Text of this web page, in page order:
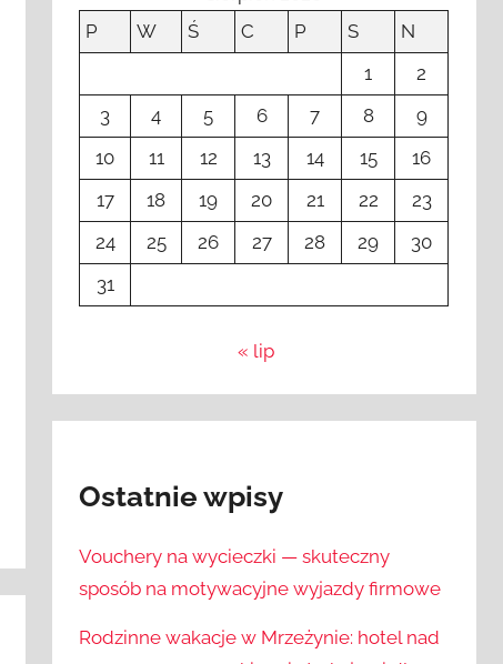
P
W Ś C P S
N
1
2
3
4 5 6 7 8
9
10
11 12 13 14 15
16
17
18 19 20 21 22
23
24
25 26 27 28 29
30
31
« lip
Ostatnie wpisy
Vouchery na wycieczki — skuteczny
sposób na motywacyjne wyjazdy firmowe
Rodzinne wakacje w Mrzeżynie: hotel nad